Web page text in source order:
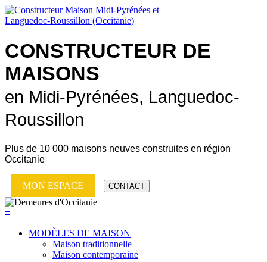
CONSTRUCTEUR DE
MAISONS
en Midi-Pyrénées, Languedoc-
Roussillon
Plus de 10 000 maisons neuves construites en région
Occitanie
MON ESPACE CONTACT
≡
MODÈLES DE MAISON
Maison traditionnelle
Maison contemporaine